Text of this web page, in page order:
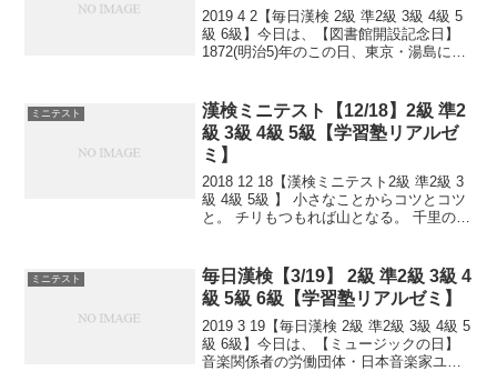
2019 4 2【毎日漢検 2級 準2級 3級 4級 5
級 6級】今日は、【図書館開設記念日】
1872(明治5)年のこの日、東京・湯島に日
ツと。 チリもつもれば山となる...
ミニテスト
漢検ミニテスト【12/18】2級 準2
級 3級 4級 5級【学習塾リアルゼ
ミ】
2018 12 18【漢検ミニテスト2級 準2級 3
級 4級 5級 】 小さなことからコツとコツ
と。 チリもつもれば山となる。 千里の道
は皆さんだいたいできますが、...
ミニテスト
毎日漢検【3/19】 2級 準2級 3級 4
級 5級 6級【学習塾リアルゼミ】
2019 3 19【毎日漢検 2級 準2級 3級 4級 5
級 6級】今日は、【ミュージックの日】
音楽関係者の労働団体・日本音楽家ユニ